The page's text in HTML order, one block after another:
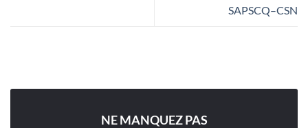
SAPSCQ–CSN
NE MANQUEZ PAS